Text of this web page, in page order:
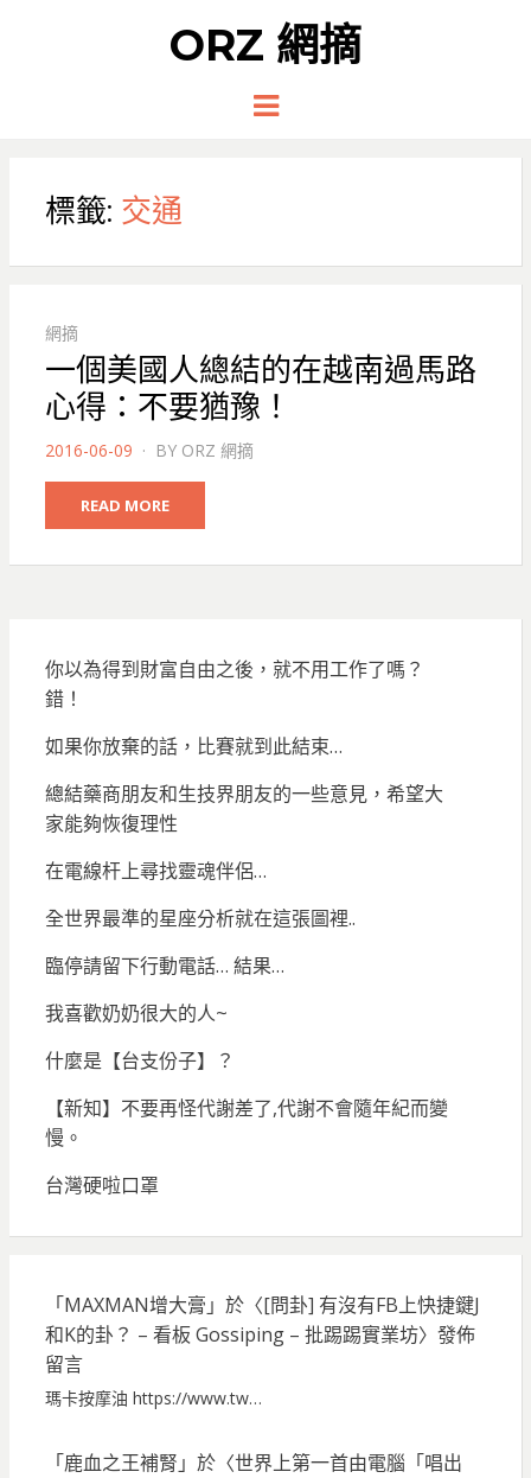
ORZ 網摘
Menu
標籤: 交通
網摘
一個美國人總結的在越南過馬路
心得：不要猶豫！
POSTED
2016-06-09 BY ORZ 網摘
READ MORE
你以為得到財富自由之後，就不用工作了嗎？
錯！
如果你放棄的話，比賽就到此結束…
總結藥商朋友和生技界朋友的一些意見，希望大
家能夠恢復理性
在電線杆上尋找靈魂伴侶…
全世界最準的星座分析就在這張圖裡..
臨停請留下行動電話… 結果…
我喜歡奶奶很大的人~
什麼是【台支份子】？
【新知】不要再怪代謝差了,代謝不會隨年紀而變
慢。
台灣硬啦口罩
「MAXMAN增大膏 」於〈[問卦] 有沒有FB上快捷鍵J
和K的卦？ – 看板 Gossiping – 批踢踢實業坊〉發佈
留言
瑪卡按摩油 https://www.tw…
「鹿血之王補腎 」於〈世界上第一首由電腦「唱出